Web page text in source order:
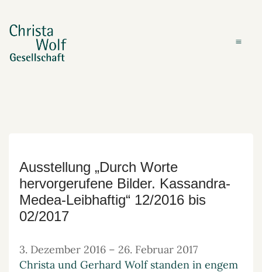
Ausstellung „Durch Worte
hervorgerufene Bilder. Kassandra-
Medea-Leibhaftig“ 12/2016 bis
02/2017
3. Dezember 2016 – 26. Februar 2017
Christa und Gerhard Wolf standen in engem